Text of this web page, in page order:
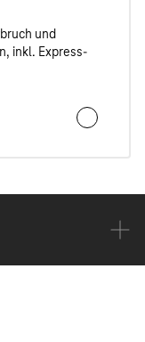
Unfall- und